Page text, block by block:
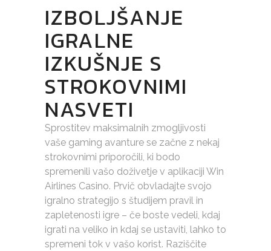
IZBOLJŠANJE
IGRALNE
IZKUŠNJE S
STROKOVNIMI
NASVETI
Sprostitev maksimalnih zmogljivosti
vaše gaming avanture se začne z nekaj
strokovnimi priporočili, ki bodo
spremenili vašo doživetje v aplikaciji Win
Airlines Casino. Prvič obvladajte svojo
igralno strategijo s študijem pravil in
zapletenosti igre – če boste vedeli, kdaj
igrati na veliko in kdaj se ustaviti, lahko to
spremeni tok v vašo korist. Raziščite